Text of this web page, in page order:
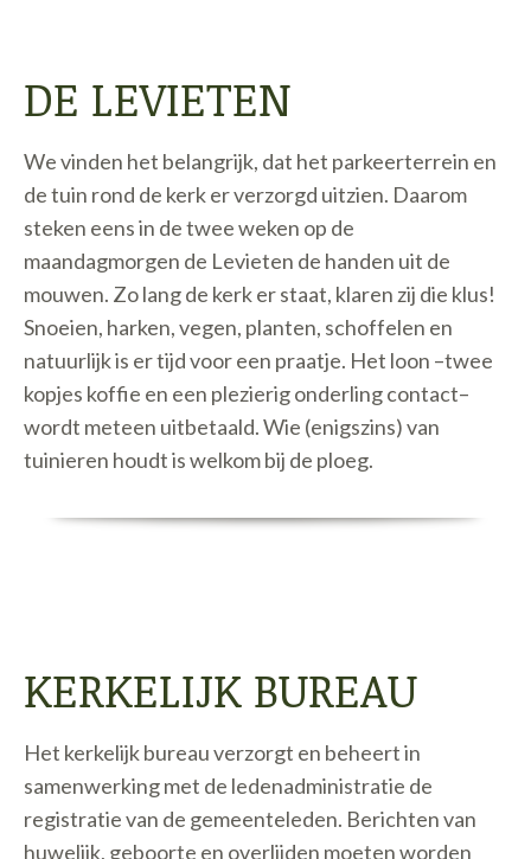
DE LEVIETEN
We vinden het belangrijk, dat het parkeerterrein en
de tuin rond de kerk er verzorgd uitzien. Daarom
steken eens in de twee weken op de
maandagmorgen de Levieten de handen uit de
mouwen. Zo lang de kerk er staat, klaren zij die klus!
Snoeien, harken, vegen, planten, schoffelen en
natuurlijk is er tijd voor een praatje. Het loon –twee
kopjes koffie en een plezierig onderling contact–
wordt meteen uitbetaald. Wie (enigszins) van
tuinieren houdt is welkom bij de ploeg.
KERKELIJK BUREAU
Het kerkelijk bureau verzorgt en beheert in
samenwerking met de ledenadministratie de
registratie van de gemeenteleden. Berichten van
huwelijk, geboorte en overlijden moeten worden